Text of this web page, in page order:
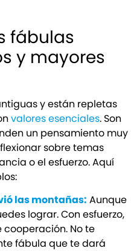
fábulas
y mayores
y están repletas
valores esenciales. Son
un pensamiento muy
sobre temas
o el esfuerzo. Aquí
las montañas: Aunque
lograr. Con esfuerzo,
No te
fábula que te dará